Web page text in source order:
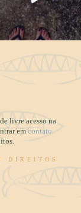
livre acesso na
emcontato
DIREITOS